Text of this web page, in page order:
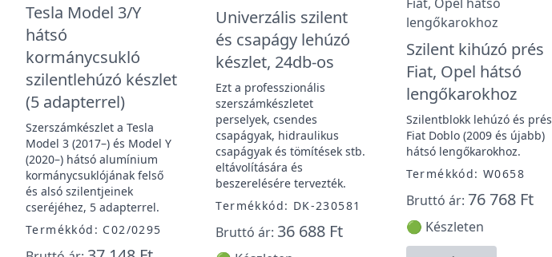
Tesla Model 3/Y
hátsó
kormánycsukló
szilentlehúzó készlet
(5 adapterrel)
Szerszámkészlet a Tesla
Model 3 (2017–) és Model Y
(2020–) hátsó alumínium
kormánycsuklójának felső
és alsó szilentjeinek
cseréjéhez, 5 adapterrel.
Termékkód: C02/0295
Univerzális szilent
és csapágy lehúzó
készlet, 24db-os
Ezt a professzionális
szerszámkészletet
perselyek, csendes
csapágyak, hidraulikus
csapágyak és tömítések stb.
eltávolítására és
beszerelésére tervezték.
Termékkód: DK-230581
Bruttó ár: 36 688 Ft
Szilent kihúzó prés
Fiat, Opel hátsó
lengőkarokhoz
Szilentblokk lehúzó és prés
Fiat Doblo (2009 és újabb)
hátsó lengőkarokhoz.
Termékkód: W0658
Bruttó ár: 76 768 Ft
🟢 Készleten